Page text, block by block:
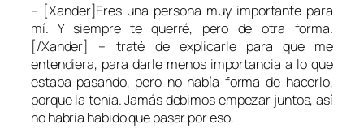
– [Xander]Eres una persona muy importante para
mí. Y siempre te querré, pero de otra forma.
[/Xander] – traté de explicarle para que me
entendiera, para darle menos importancia a lo que
estaba pasando, pero no había forma de hacerlo,
porque la tenía. Jamás debimos empezar juntos, así
no habría habido que pasar por eso.